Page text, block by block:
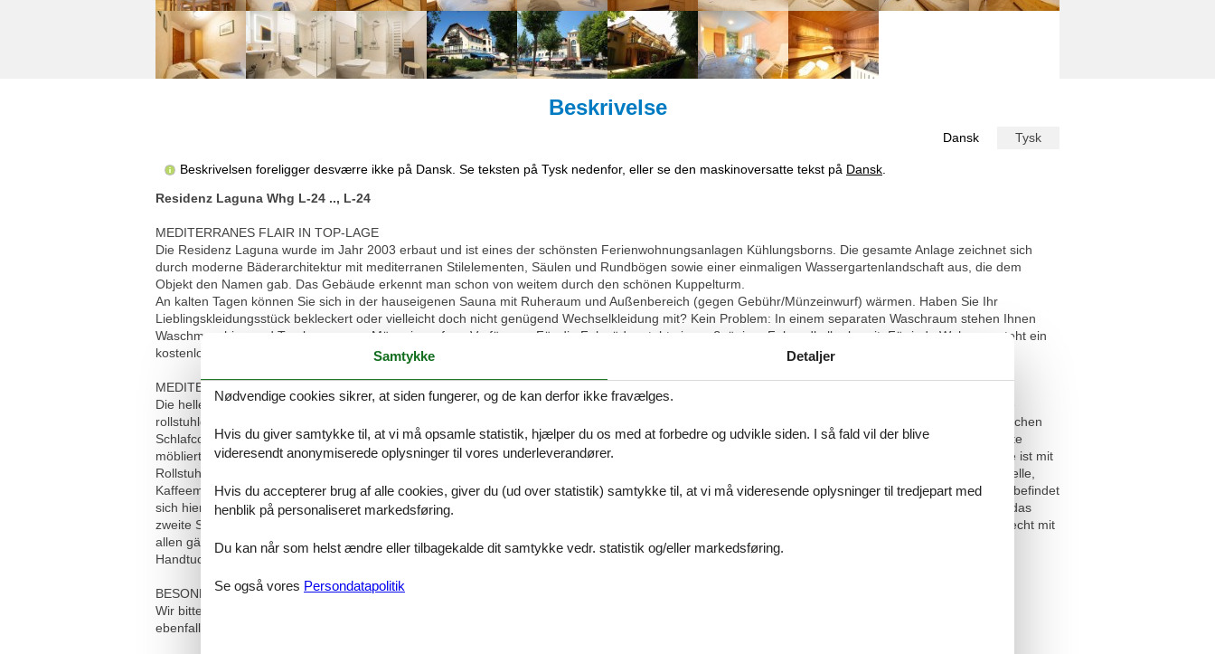
Beskrivelse
Dansk Tysk
Beskrivelsen foreligger desværre ikke på Dansk. Se teksten på Tysk nedenfor, eller se den maskinoversatte tekst på Dansk
Residenz Laguna Whg L-24 .., L-24
MEDITERRANES FLAIR IN TOP-LAGE
Die Residenz Laguna wurde im Jahr 2003 erbaut und ist eines der schönsten Ferienwohnungsanlagen Kühlungsborns. Die gesamte Anlage zeichnet sich
durch moderne Bäderarchitektur mit mediterranen Stilelementen, Säulen und Rundbögen sowie einer einmaligen Wassergartenlandschaft aus, die dem
Objekt den Namen gab. Das Gebäude erkennt man schon von weitem durch den schönen Kuppelturm.
An kalten Tagen können Sie sich in der hauseigenen Sauna mit Ruheraum und Außenbereich (gegen Gebühr/Münzeinwurf) wärmen. Haben Sie Ihr
Lieblingskleidungsstück bekleckert oder vielleicht doch nicht genügend Wechselkleidung mit? Kein Problem: In einem separaten Waschraum stehen Ihnen
Waschmaschine und Trockner gegen Münzeinwurf zur Verfügung. Für die Fahrräder steht ein großzügiger Fahrradkeller bereit. Für jede Wohnung steht ein
kostenloser Tiefgaragenstellplatz zur Verfügung. Von der Tiefgarage können Sie direkt mit dem Aufzug zu Ihrer Wohnung gelangen.
MEDITERRAN EINGERICHTETE 3-RAUM-FEWO MIT TERRASSE - BARRIEREARM UND ROLLSTUHLGEEIGNET
Die helle und mediterran eingerichtete 3-Raum-Ferienwohnung befindet sich im Erdgeschoss der Residenz Laguna und ist barrierefrei zugänglich. Die
rollstuhlgeeignete Ferienwohnung bietet auf 75qm Fläche Platz für 2 bis 4 Personen. Der offene Wohn- und Essraum ist ausgestattet mit einer gemütlichen
Schlafcouch (ausziehbar für 2 Personen), Flachbild-TV mit DVD-Player und HiFi-Anlage. Vom Wohnzimmer betreten Sie die nach Westen ausgerichtete
möblierte Terrasse mit Blick auf den Kühlungsborner Stadtwald. Direkt an den Wohnbereich grenzt die voll ausgestattete Küchenzeile. Die Arbeitsplatte ist mit
Rollstuhl unterfahrbar. Die Küche ist ausgestattet mit Backofen und 4 Kochzonen-Ceranfeld, Dunstabzugshaube, Kühlschrank, Geschirrspüler, Mikrowelle,
Kaffeemaschine, Wasserkocher, Toaster und vielen weiteren nützlichen Geräten, die Sie für Ihr perfektes Dinner benötigen. Ein Esstisch mit 4 Stühlen befindet
sich hier ebenfalls. Das erste Schlafzimmer ist ausgestattet mit einem großen Doppelbett (180 cm x 200 cm) und einem großzügigen Kleiderschrank, das
zweite Schlafzimmer bietet Ihnen zwei Einzelbetten (100 cm x 200 cm) sowie einen kleinen Kleiderschrank. Das geflieste Tageslichtbad ist rollstuhlgerecht mit
allen gängigen Hilfestellungen ausgestattet. Es verfügt über eine Dusche und WC und einen
Handtuchheizkörper.
BESONDERHEITEN
Wir bitten um Ihr Verständnis, dass das Rauchen nur im Außenbereich gestattet ist, da es sich um eine Nichtraucherwohnung handelt. Haustiere sind
ebenfalls nicht gestattet.
Samtykke Detaljer
Nødvendige cookies sikrer, at siden fungerer, og de kan derfor ikke fravælges.
Hvis du giver samtykke til, at vi må opsamle statistik, hjælper du os med at forbedre og udvikle siden. I så fald vil der blive
videresendt anonymiserede oplysninger til vores underleverandører.
Hvis du accepterer brug af alle cookies, giver du (ud over statistik) samtykke til, at vi må videresende oplysninger til tredjepart med
henblik på personaliseret markedsføring.
Du kan når som helst ændre eller tilbagekalde dit samtykke vedr. statistik og/eller markedsføring.
Se også vores Persondatapolitik